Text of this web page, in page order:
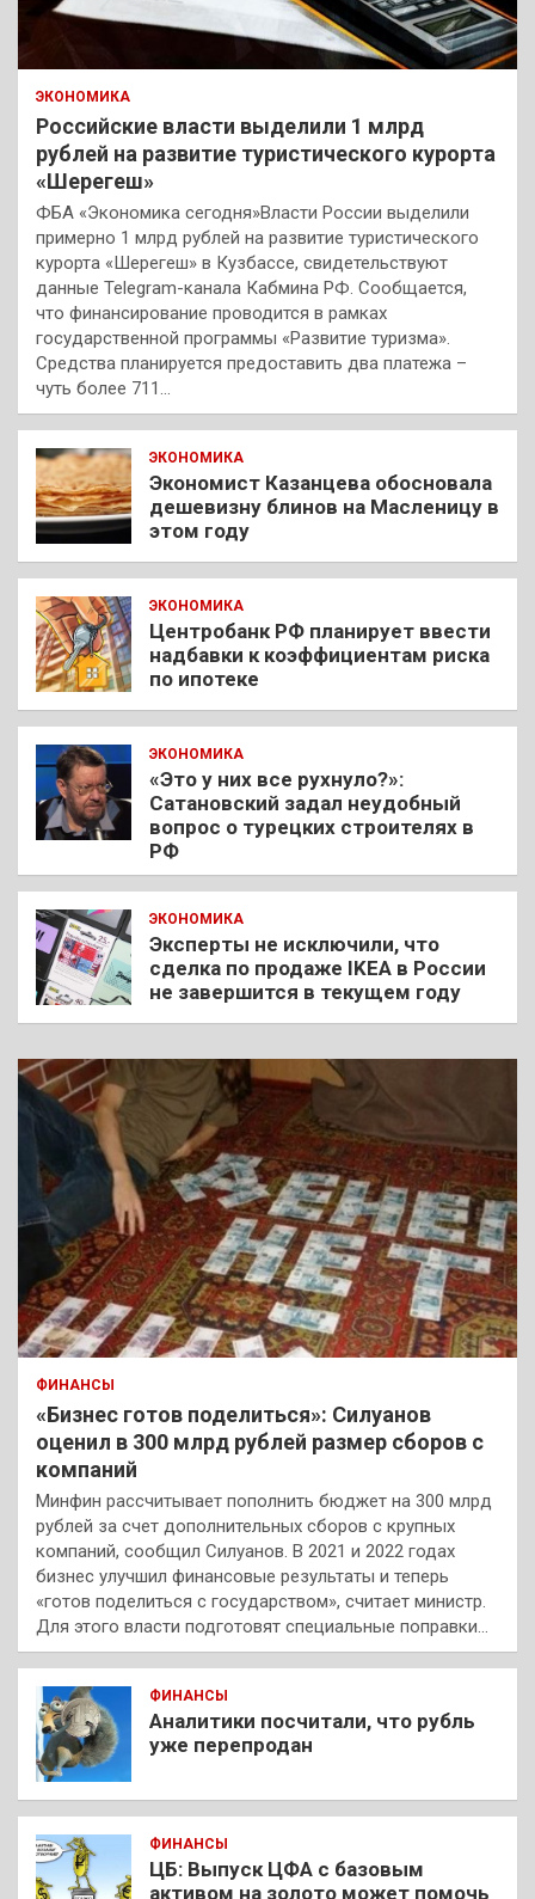
ЭКОНОМИКА
Российские власти выделили 1 млрд
рублей на развитие туристического курорта
«Шерегеш»
ФБА «Экономика сегодня»Власти России выделили
примерно 1 млрд рублей на развитие туристического
курорта «Шерегеш» в Кузбассе, свидетельствуют
данные Telegram-канала Кабмина РФ. Сообщается,
что финансирование проводится в рамках
государственной программы «Развитие туризма».
Средства планируется предоставить два платежа –
чуть более 711…
ЭКОНОМИКА
Экономист Казанцева обосновала
дешевизну блинов на Масленицу в
этом году
ЭКОНОМИКА
Центробанк РФ планирует ввести
надбавки к коэффициентам риска
по ипотеке
ЭКОНОМИКА
«Это у них все рухнуло?»:
Сатановский задал неудобный
вопрос о турецких строителях в
РФ
ЭКОНОМИКА
Эксперты не исключили, что
сделка по продаже IKEA в России
не завершится в текущем году
ФИНАНСЫ
«Бизнес готов поделиться»: Силуанов
оценил в 300 млрд рублей размер сборов с
компаний
Минфин рассчитывает пополнить бюджет на 300 млрд
рублей за счет дополнительных сборов с крупных
компаний, сообщил Силуанов. В 2021 и 2022 годах
бизнес улучшил финансовые результаты и теперь
«готов поделиться с государством», считает министр.
Для этого власти подготовят специальные поправки…
ФИНАНСЫ
Аналитики посчитали, что рубль
уже перепродан
ФИНАНСЫ
ЦБ: Выпуск ЦФА с базовым
активом на золото может помочь